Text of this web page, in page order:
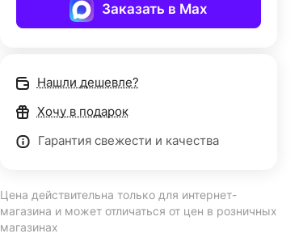
Заказать в Max
Нашли дешевле?
Хочу в подарок
Гарантия свежести и качества
Цена действительна только для интернет-
магазина и может отличаться от цен в розничных
магазинах